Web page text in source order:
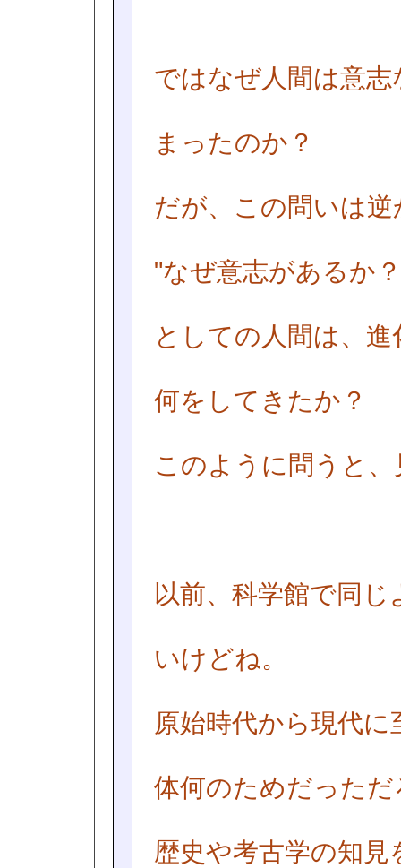
ではなぜ人間は意
まったのか？
だが、この問いは
"なぜ意志があるか
としての人間は、
何をしてきたか？
このように問うと
以前、科学館で同
いけどね。
原始時代から現代
体何のためだっただ
歴史や考古学の知